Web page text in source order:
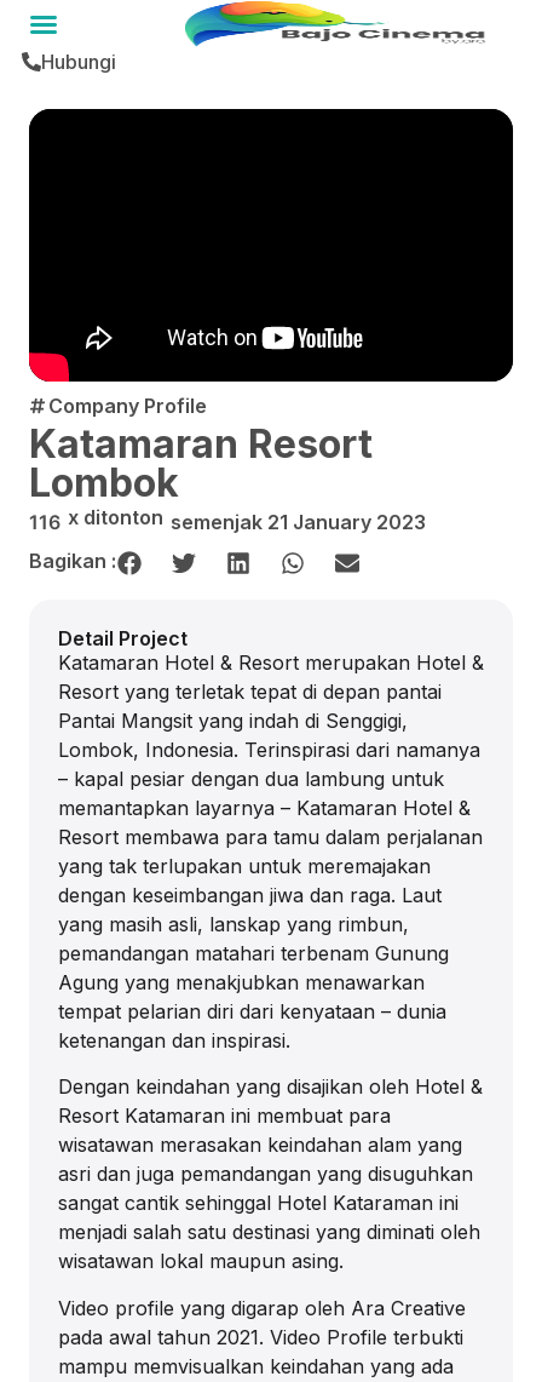
Hubungi
Company Profile
Katamaran Resort
Lombok
116 x ditonton semenjak 21 January 2023
Bagikan :
Detail Project
Katamaran Hotel & Resort merupakan Hotel &
Resort yang terletak tepat di depan pantai
Pantai Mangsit yang indah di Senggigi,
Lombok, Indonesia. Terinspirasi dari namanya
– kapal pesiar dengan dua lambung untuk
memantapkan layarnya – Katamaran Hotel &
Resort membawa para tamu dalam perjalanan
yang tak terlupakan untuk meremajakan
dengan keseimbangan jiwa dan raga. Laut
yang masih asli, lanskap yang rimbun,
pemandangan matahari terbenam Gunung
Agung yang menakjubkan menawarkan
tempat pelarian diri dari kenyataan – dunia
ketenangan dan inspirasi.
Dengan keindahan yang disajikan oleh Hotel &
Resort Katamaran ini membuat para
wisatawan merasakan keindahan alam yang
asri dan juga pemandangan yang disuguhkan
sangat cantik sehinggal Hotel Kataraman ini
menjadi salah satu destinasi yang diminati oleh
wisatawan lokal maupun asing.
Video profile yang digarap oleh Ara Creative
pada awal tahun 2021. Video Profile terbukti
mampu memvisualkan keindahan yang ada